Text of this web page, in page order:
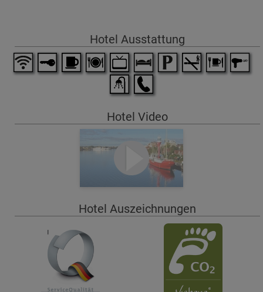
Hotel Ausstattung
Hotel Video
Hotel Auszeichnungen